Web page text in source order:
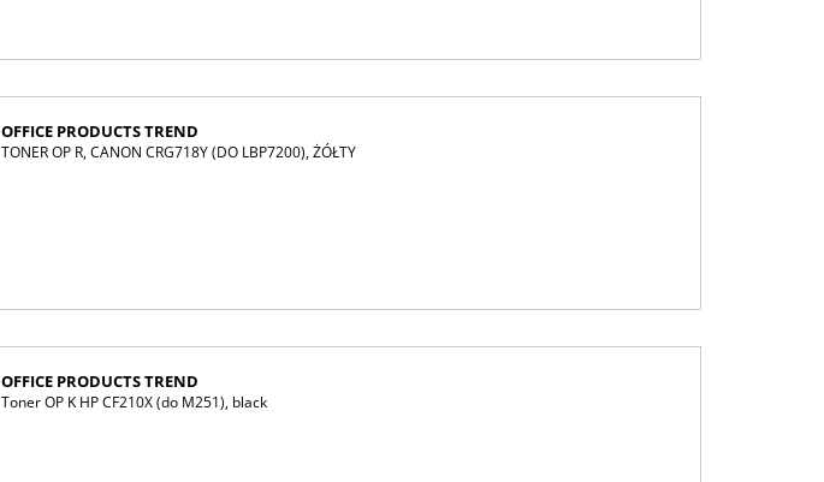
OFFICE PRODUCTS TREND
TONER OP R, CANON CRG718Y (DO LBP7200), ŻÓŁTY
OFFICE PRODUCTS TREND
Toner OP K HP CF210X (do M251), black